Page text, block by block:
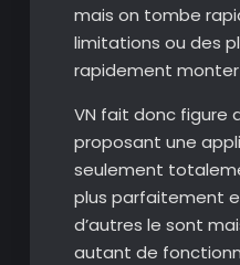
mais on tombe
limitations ou des
rapidement
VN fait donc figure
proposant une
seulement
plus parfaitement
d’autres le sont
autant de